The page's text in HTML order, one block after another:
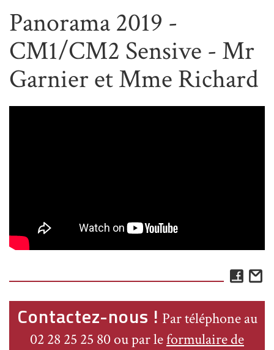
Panorama 2019 -
CM1/CM2 Sensive - Mr
Garnier et Mme Richard
Contactez-nous ! Par téléphone au
02 28 25 25 80 ou par leformulaire de